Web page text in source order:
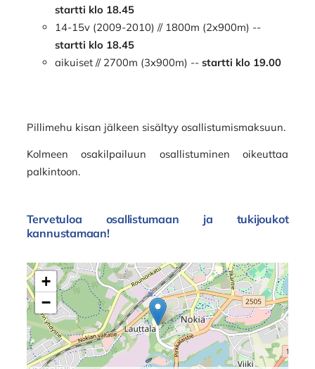
startti klo 18.45
14-15v (2009-2010) // 1800m (2x900m) --
startti klo 18.45
aikuiset // 2700m (3x900m) -- startti klo 19.00
Pillimehu kisan jälkeen sisältyy osallistumismaksuun.
Kolmeen osakilpailuun osallistuminen oikeuttaa
palkintoon.
Tervetuloa osallistumaan ja tukijoukot
kannustamaan!
+
−